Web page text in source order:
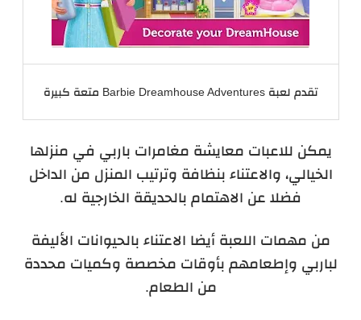
تقدم لعبة Barbie Dreamhouse Adventures متعة كبيرة
يمكن للاعبات معايشة مغامرات باربي في منزلها
الخيالي، والاعتناء بنظافة وترتيب المنزل من الداخل
فضلا عن الاهتمام بالحديقة الخارجية له.
من مهمات اللعبة أيضا الاعتناء بالحيوانات الأليفة
لباربي وإطعامهم بأوقات مخصصة وكميات محددة
من الطعام.